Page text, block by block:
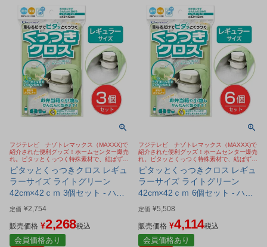
フジテレビ ナゾトレマックス（MAXXX)で
紹介された便利グッズ！ホームセンター爆売
れ。ピタッとくっつく特殊素材で、結ばず簡
単に包める保冷・保温クロス。お弁当箱や保
存容器、1Lペットボトルまでしっかり包み
ます
ピタッとくっつきクロス レギュ
ラーサイズ ライトグリーン
42cm×42ｃｍ 3個セット - ハー
トマーク [便利グッズ/くっつく
定価 ¥2,754
販売価格 ¥2,268税込
会員価格あり
フジテレビ ナゾトレマックス（MAXXX)で
紹介された便利グッズ！ホームセンター爆売
れ。ピタッとくっつく特殊素材で、結ばず簡
単に包める保冷・保温クロス。お弁当箱や保
存容器、1Lペットボトルまでしっかり包み
ます
ピタッとくっつきクロス レギュ
ラーサイズ ライトグリーン
42cm×42ｃｍ 6個セット - ハー
トマーク [便利グッズ/くっつく
クロス]
定価 ¥5,508
販売価格 ¥4,114税込
会員価格あり